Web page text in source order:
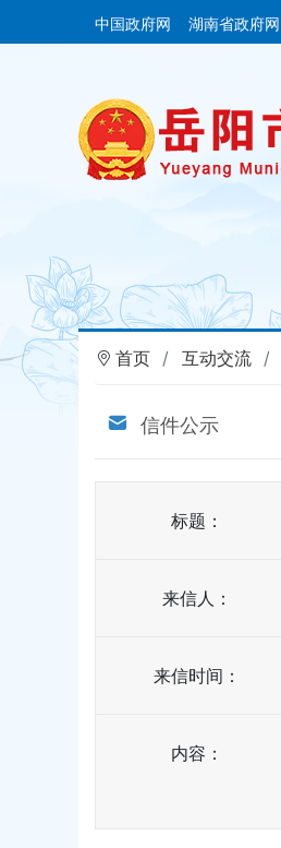
中国政府网 湖南省政府网
首页 互动交流
信件公示
标题：
来信人：
来信时间：
内容：